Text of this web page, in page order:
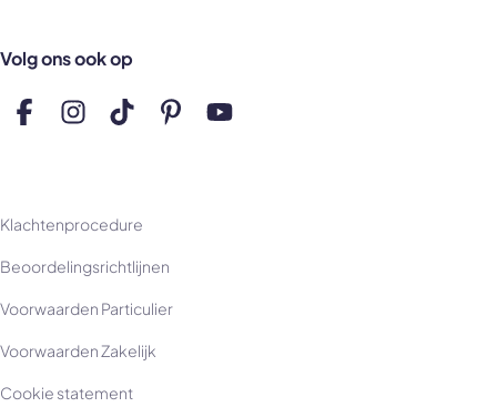
Volg ons ook op
Volg ons op Facebook
Volg ons op Instagram
Volg ons op TikTok
Volg ons op Pinterest
Volg ons op YouTube
Klachtenprocedure
Beoordelingsrichtlijnen
Voorwaarden Particulier
Voorwaarden Zakelijk
Cookie statement